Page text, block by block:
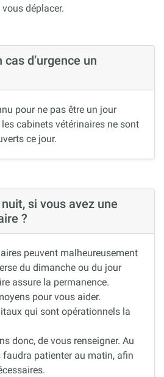
déplacer.
d’urgence un
pour ne pas être un jour
cabinets vétérinaires ne sont
ce jour.
si vous avez une
?
peuvent malheureusement
du dimanche ou du jour
assure la permanence.
pour vous aider.
qui sont opérationnels la
donc, de vous renseigner. Au
patienter au matin, afin